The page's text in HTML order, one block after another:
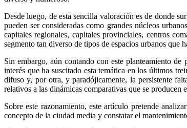
Desde luego, de esta sencilla valoración es de donde
pueden ser consideradas como grandes núcleos
capitales regionales, capitales provinciales, centros
segmento tan diverso de tipos de espacios urbanos que
Sin embargo, aún contando con este planteamiento de
interés que ha suscitado esta temática en los últimos
difuso y, por otra, y paradójicamente, la persistente
relativos a las dinámicas comparativas que se producen
Sobre este razonamiento, este artículo pretende
concepto de la ciudad media y constatar el